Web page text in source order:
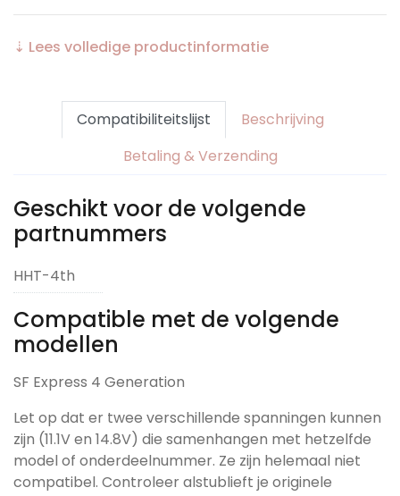
⇣ Lees volledige productinformatie
Compatibiliteitslijst
Beschrijving
Betaling & Verzending
Geschikt voor de volgende
partnummers
HHT-4th
Compatible met de volgende
modellen
SF Express 4 Generation
Let op dat er twee verschillende spanningen kunnen
zijn (11.1V en 14.8V) die samenhangen met hetzelfde
model of onderdeelnummer. Ze zijn helemaal niet
compatibel. Controleer alstublieft je originele